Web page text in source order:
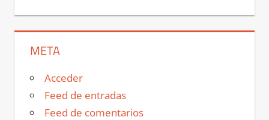
META
Acceder
Feed de entradas
Feed de comentarios